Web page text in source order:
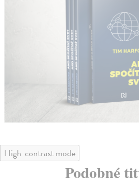
High-contrast mode
Podobné